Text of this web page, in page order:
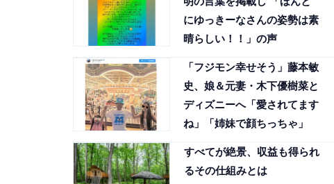
にゆっきーなさんの姿勢は素
晴らしい！！」の声
「フジモン幸せそう」藤本敏
史、娘＆元妻・木下優樹菜と
ディズニーへ「愛されてます
ね」「姉妹で顔ちっちゃ」
すべてが絶景、収益も得られ
るその仕組みとは